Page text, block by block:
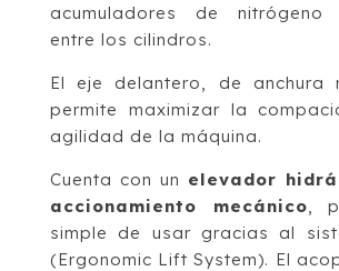
acumuladores de nitrógeno
entre los cilindros.
El eje delantero, de anchura
permite maximizar la
agilidad de la máquina.
Cuenta con un elevador
accionamiento mecánico,
simple de usar gracias al
(Ergonomic Lift System). El